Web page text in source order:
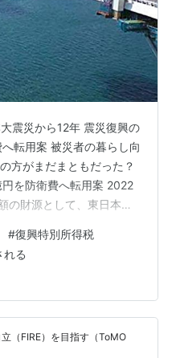
震災から12年 震災復興の
転用案 被災者の暮らし向
方がまだまともだった？
を防衛費へ転用案 2022
の財源として、東日本大
とがわかった。 岸田文
1兆円強を増税でまかな
所得税は、2011年の東日
年1月から所得税額に
れている。 期間は2…
#復興特別所得税
れる
（FIRE）を目指す（ToMO